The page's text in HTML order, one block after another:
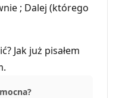
; Dalej (którego
Jak już pisałem